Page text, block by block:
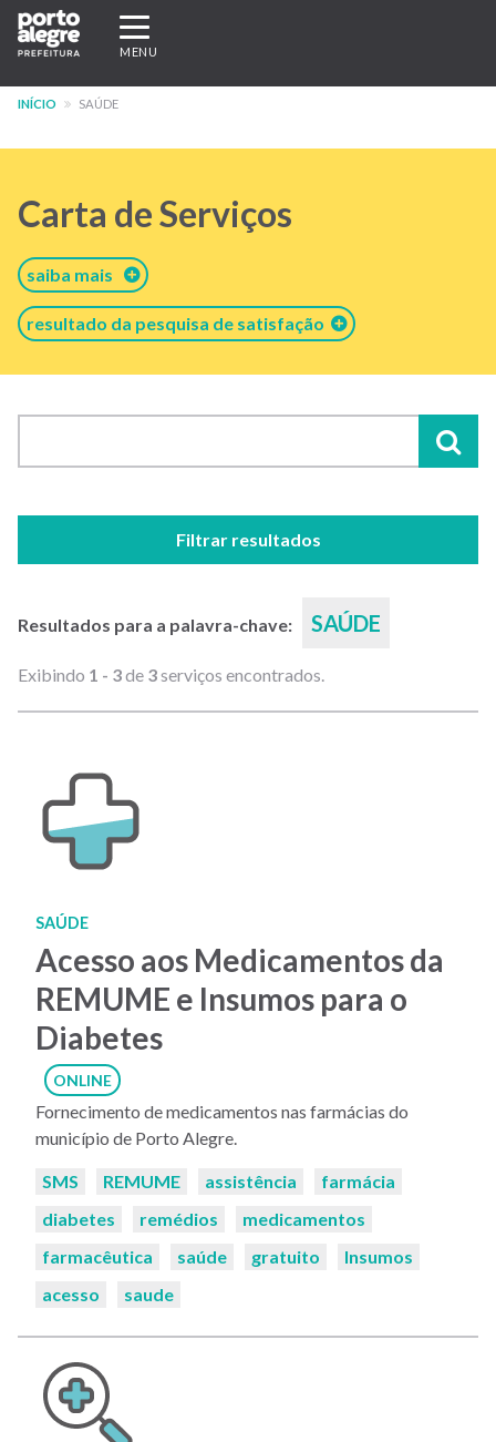
Pular
para
conteúdo
Expandir/recolher
navegação
MENU
INÍCIO SAÚDE
Carta de Serviços
saiba mais
resultado da pesquisa de satisfação
Filtrar resultados
Resultados para a palavra-chave: SAÚDE
Exibindo 1 - 3de 3serviços encontrados.
SAÚDE
Acesso aos Medicamentos da
REMUME e Insumos para o
Diabetes
ONLINE
Fornecimento de medicamentos nas farmácias do
município de Porto Alegre.
Palavras-
SMS REMUME assistência
farmácia
diabetes
remédios
medicamentos
farmacêutica
saúde gratuito
Insumos
acesso
saude